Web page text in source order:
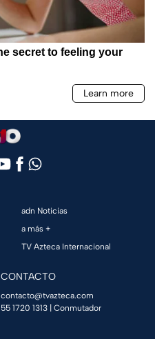
adn Noticias
a más +
TV Azteca Internacional
CONTACTO
contacto@tvazteca.com
55 1720 1313 | Conmutador